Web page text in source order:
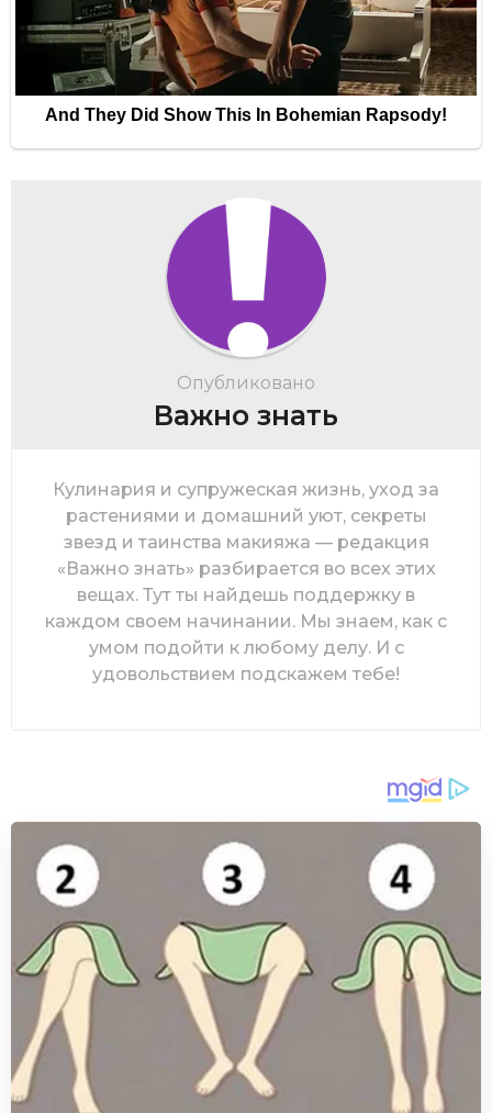
Опубликовано
Важно знать
Кулинария и супружеская жизнь, уход за
растениями и домашний уют, секреты
звезд и таинства макияжа — редакция
«Важно знать» разбирается во всех этих
вещах. Тут ты найдешь поддержку в
каждом своем начинании. Мы знаем, как с
умом подойти к любому делу. И с
удовольствием подскажем тебе!